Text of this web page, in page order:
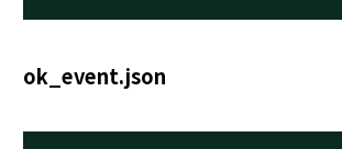
ok_event.json